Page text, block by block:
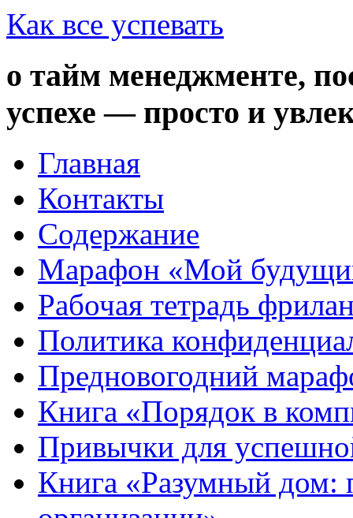
Как все успевать
о тайм менеджменте,
успехе — просто и
Главная
Контакты
Содержание
Марафон «Мой
Рабочая тетрадь
Политика
Предновогодний
Книга «Порядок в
Привычки для
Книга «Разумный дом: